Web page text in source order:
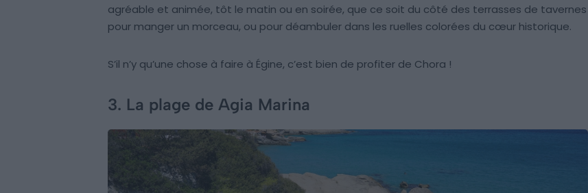
agréable et animée, tôt le matin ou en soirée, que ce soit du côté des terrasses de tavernes
pour manger un morceau, ou pour déambuler dans les ruelles colorées du cœur historique.
S’il n’y qu’une chose à faire à Égine, c’est bien de profiter de Chora !
3. La plage de Agia Marina